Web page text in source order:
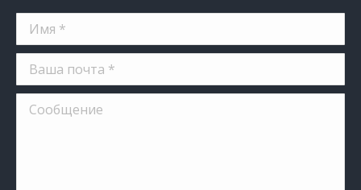
Имя *
Ваша почта *
Сообщение